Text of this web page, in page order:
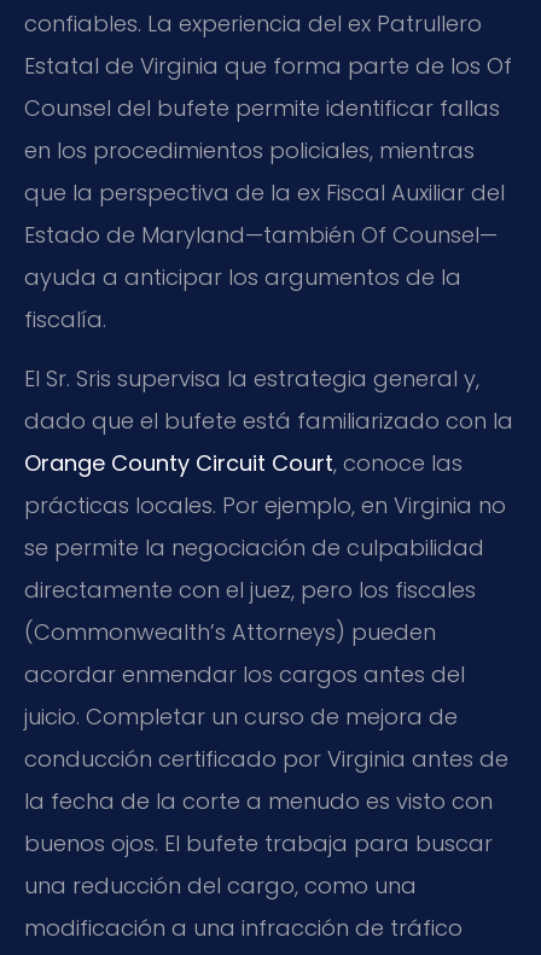
confiables. La experiencia del ex Patrullero
Estatal de Virginia que forma parte de los Of
Counsel del bufete permite identificar fallas
en los procedimientos policiales, mientras
que la perspectiva de la ex Fiscal Auxiliar del
Estado de Maryland—también Of Counsel—
ayuda a anticipar los argumentos de la
fiscalía.
El Sr. Sris supervisa la estrategia general y,
dado que el bufete está familiarizado con la
Orange County Circuit Court, conoce las
prácticas locales. Por ejemplo, en Virginia no
se permite la negociación de culpabilidad
directamente con el juez, pero los fiscales
(Commonwealth’s Attorneys) pueden
acordar enmendar los cargos antes del
juicio. Completar un curso de mejora de
conducción certificado por Virginia antes de
la fecha de la corte a menudo es visto con
buenos ojos. El bufete trabaja para buscar
una reducción del cargo, como una
modificación a una infracción de tráfico